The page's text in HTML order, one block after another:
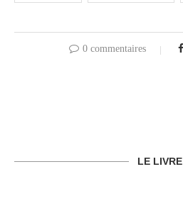
0 commentaires
LE LIVRE